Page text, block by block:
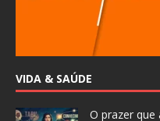
VIDA & SAÚDE
O prazer que